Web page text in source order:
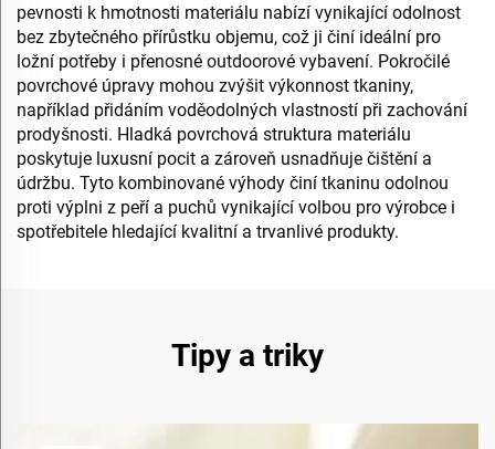
pevnosti k hmotnosti materiálu nabízí vynikající odolnost
bez zbytečného přírůstku objemu, což ji činí ideální pro
ložní potřeby i přenosné outdoorové vybavení. Pokročilé
povrchové úpravy mohou zvýšit výkonnost tkaniny,
například přidáním voděodolných vlastností při zachování
prodyšnosti. Hladká povrchová struktura materiálu
poskytuje luxusní pocit a zároveň usnadňuje čištění a
údržbu. Tyto kombinované výhody činí tkaninu odolnou
proti výplni z peří a puchů vynikající volbou pro výrobce i
spotřebitele hledající kvalitní a trvanlivé produkty.
Tipy a triky